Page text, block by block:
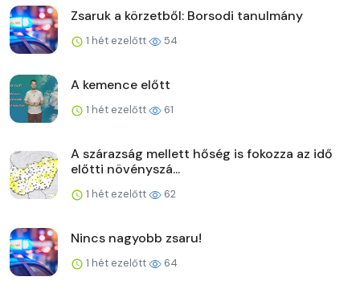
Zsaruk a körzetből: Borsodi tanulmány
1 hét ezelőtt 54
A kemence előtt
1 hét ezelőtt 61
A szárazság mellett hőség is fokozza az idő
előtti növényszá...
1 hét ezelőtt 62
Nincs nagyobb zsaru!
1 hét ezelőtt 64